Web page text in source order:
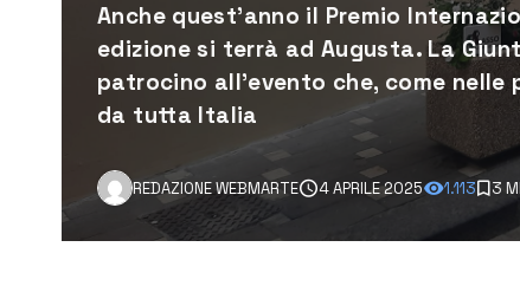
Anche quest'anno il Premio
edizione si terrà ad Augusta. La
patrocino all'evento che, come
da tutta Italia
REDAZIONE WEBMARTE 4 APRILE 2025 1.113 3